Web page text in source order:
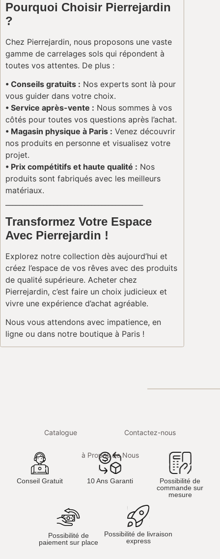
Pourquoi Choisir Pierrejardin
?
Chez Pierrejardin, nous proposons une vaste
gamme de carrelages sols qui répondent à
toutes vos attentes. De plus :
• Conseils gratuits : Nos experts sont là pour
vous guider dans votre choix.
• Service après-vente : Nous sommes à vos
côtés pour toutes vos questions après l’achat.
• Magasin physique à Paris : Venez découvrir
nos produits en personne et visualisez votre
projet.
• Prix compétitifs et haute qualité : Nos
produits sont fabriqués avec les meilleurs
matériaux.
Transformez Votre Espace
Avec Pierrejardin !
Explorez notre collection dès aujourd’hui et
créez l’espace de vos rêves avec des produits
de qualité supérieure. Acheter chez
Pierrejardin, c’est faire un choix judicieux et
vivre une expérience d’achat agréable.
Nous vous attendons avec impatience, en
ligne ou dans notre boutique à Paris !
Catalogue Contactez-nous
à Propos de Nous
Conseil Gratuit 10 Ans Garanti
Possibilité de
commande sur
mesure
Possibilité de
paiement sur place
Possibilité de livraison
express